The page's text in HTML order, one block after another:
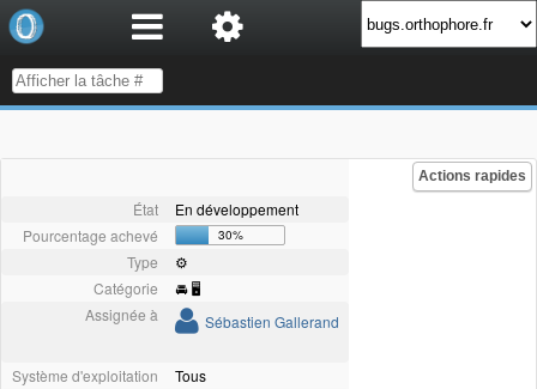
Actions rapides
État
En développement
Pourcentage achevé
30%
Type
⚙️
Catégorie
🚘 🖥
Assignée à
Sébastien Gallerand
Système d'exploitation
Tous